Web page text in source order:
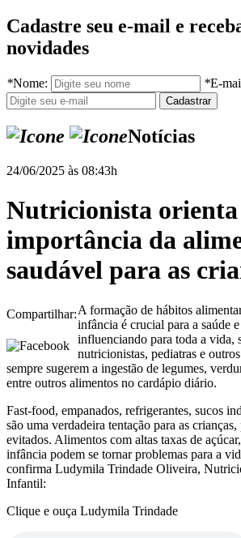
Cadastre seu e-mail e
novidades
*Nome: *E-
Notícias
24/06/2025 às 08:43h
Nutricionista orienta
importância da
saudável para as
Compartilhar:A formação de hábitos
infância é crucial para a saúde
influenciando para toda a vida,
nutricionistas, pediatras e
sempre sugerem a ingestão de legumes,
entre outros alimentos no cardápio diário.
Fast-food, empanados, refrigerantes, sucos
são uma verdadeira tentação para as
evitados. Alimentos com altas taxas de
infância podem se tornar problemas para a
confirma Ludymila Trindade Oliveira,
Infantil:
Clique e ouça Ludymila Trindade